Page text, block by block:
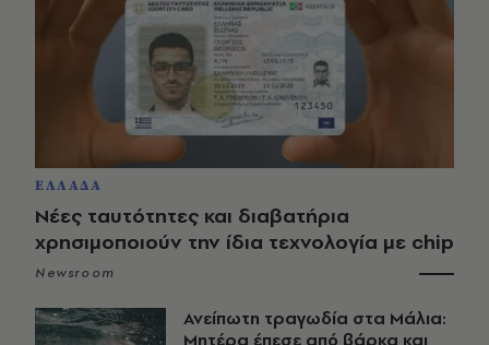
ΕΛΛΑΔΑ
Νέες ταυτότητες και διαβατήρια
χρησιμοποιούν την ίδια τεχνολογία με chip
Newsroom
Ανείπωτη τραγωδία στα Μάλια:
Μητέρα έπεσε από βάρκα και